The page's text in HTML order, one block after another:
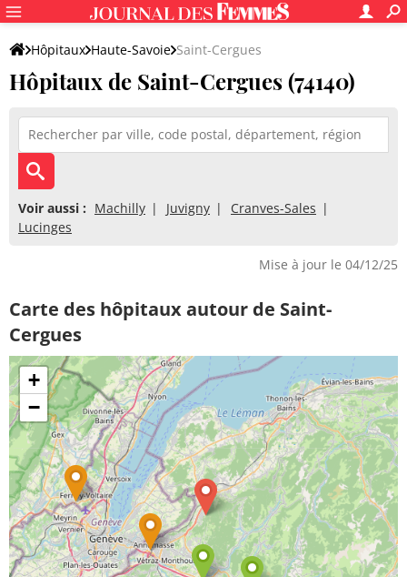
Hôpitaux Haute-Savoie Saint-Cergues
Hôpitaux de Saint-Cergues (74140)
Voir aussi : Machilly Juvigny
Cranves-Sales
Lucinges
Mise à jour le 04/12/25
Carte des hôpitaux autour de Saint-
Cergues
+
−